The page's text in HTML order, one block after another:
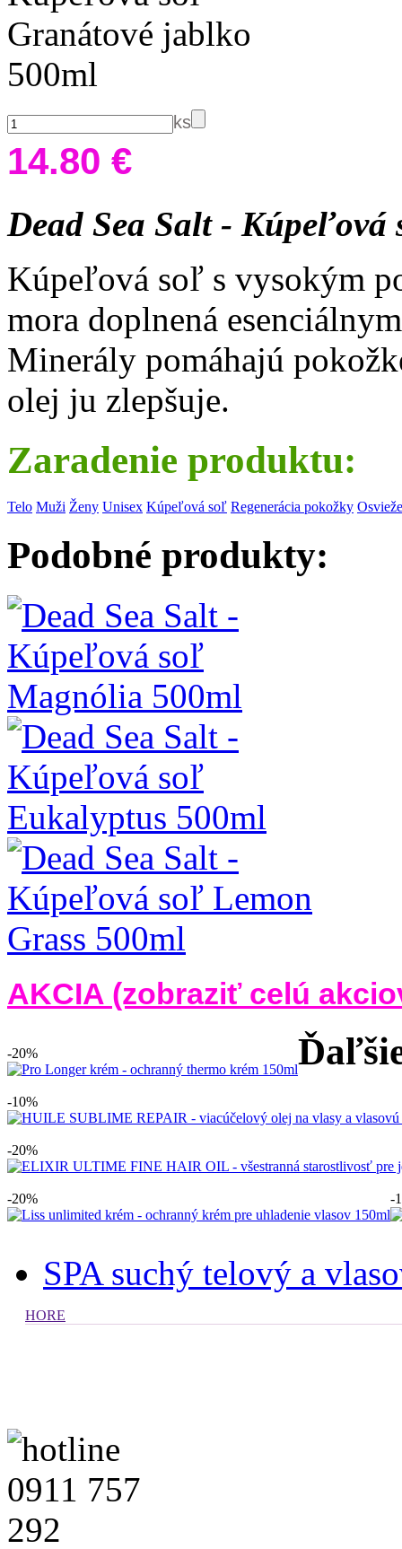
ks
14.80 €
Dead Sea Salt -
Kúpeľová soľ s vysokým
mora doplnená
Minerály pomáhajú
olej ju zlepšuje.
Zaradenie produktu:
Telo Muži Ženy Unisex Kúpeľová soľ Regenerácia pokožky
Podobné produkty:
AKCIA (zobraziť celú
-20%
-10%
-20%
-20% -
SPA suchý telový a
HORE